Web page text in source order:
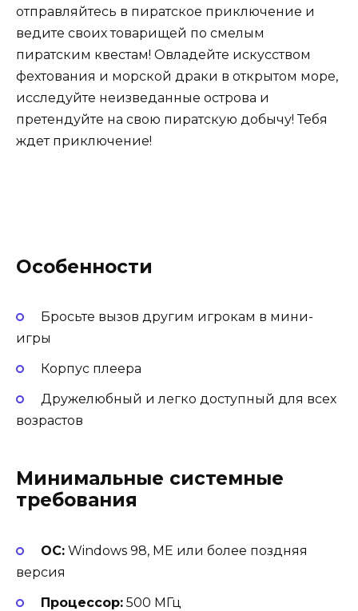
отправляйтесь в пиратское приключение и
ведите своих товарищей по смелым
пиратским квестам! Овладейте искусством
фехтования и морской драки в открытом море,
исследуйте неизведанные острова и
претендуйте на свою пиратскую добычу! Тебя
ждет приключение!
Особенности
Бросьте вызов другим игрокам в мини-
игры
Корпус плеера
Дружелюбный и легко доступный для всех
возрастов
Минимальные системные
требования
ОС:Windows 98, ME или более поздняя
версия
Процессор:500 МГц